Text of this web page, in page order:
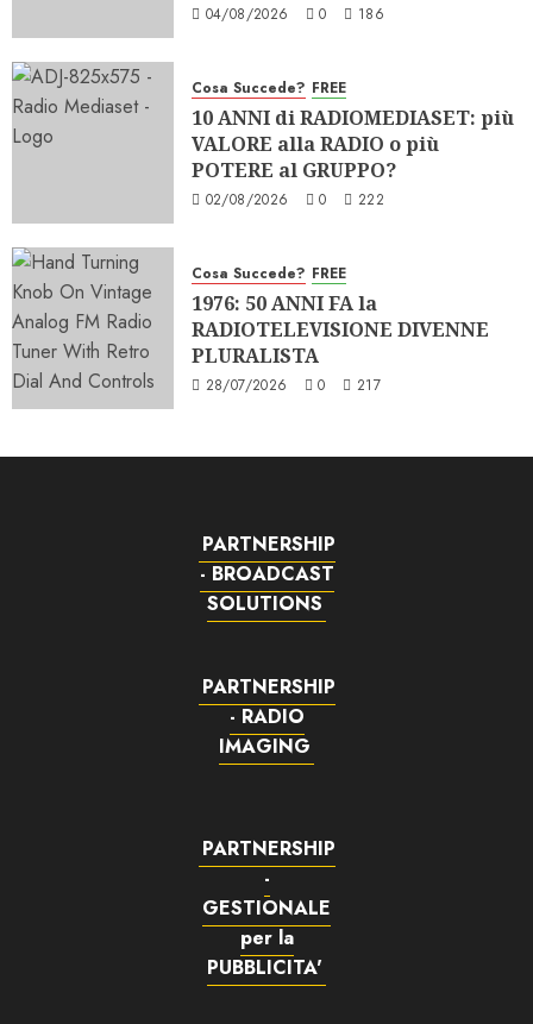
04/08/2026 0 186
Cosa Succede? FREE
10 ANNI di RADIOMEDIASET: più
VALORE alla RADIO o più
POTERE al GRUPPO?
02/08/2026 0 222
Cosa Succede? FREE
1976: 50 ANNI FA la
RADIOTELEVISIONE DIVENNE
PLURALISTA
28/07/2026 0 217
PARTNERSHIP
- BROADCAST
SOLUTIONS
PARTNERSHIP
- RADIO
IMAGING
PARTNERSHIP
-
GESTIONALE
per la
PUBBLICITA'